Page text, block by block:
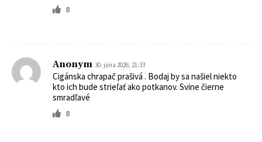
8
Anonym 30. júna 2026, 21:33
Cigánska chrapač prašivá . Bodaj by sa našiel niekto
kto ich bude strieľať ako potkanov. Svine čierne
smradľavé
8